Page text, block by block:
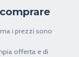
i prezzi sono
offerta e di